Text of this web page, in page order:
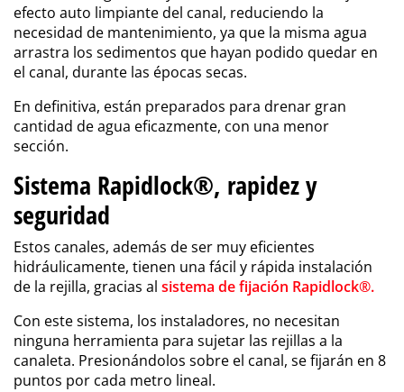
efecto auto limpiante del canal, reduciendo la
necesidad de mantenimiento, ya que la misma agua
arrastra los sedimentos que hayan podido quedar en
el canal, durante las épocas secas.
En definitiva, están preparados para drenar gran
cantidad de agua eficazmente, con una menor
sección.
Sistema Rapidlock®, rapidez y
seguridad
Estos canales, además de ser muy eficientes
hidráulicamente, tienen una fácil y rápida instalación
de la rejilla, gracias al sistema de fijación Rapidlock®.
Con este sistema, los instaladores, no necesitan
ninguna herramienta para sujetar las rejillas a la
canaleta. Presionándolos sobre el canal, se fijarán en 8
puntos por cada metro lineal.